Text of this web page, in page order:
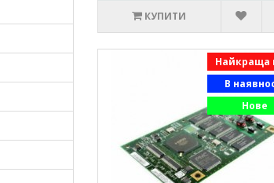
КУПИТИ
Найкраща
В
Нове